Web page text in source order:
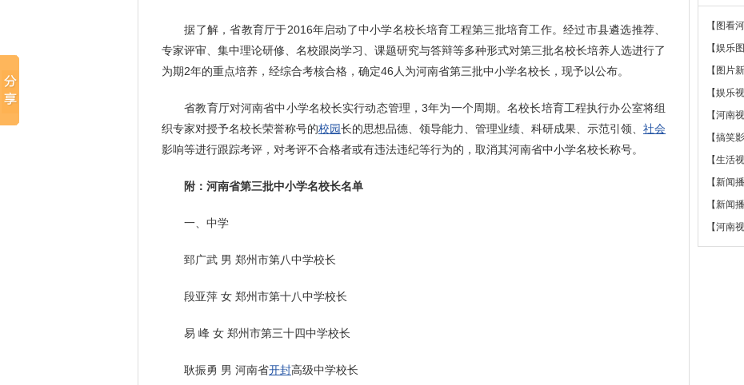
据了解，省教育厅于2016年启动了中小学名校长培育工程第三批培育工作。经过市县遴选推荐、
专家评审、集中理论研修、名校跟岗学习、课题研究与答辩等多种形式对第三批名校长培养人选进行了
为期2年的重点培养，经综合考核合格，确定46人为河南省第三批中小学名校长，现予以公布。
省教育厅对河南省中小学名校长实行动态管理，3年为一个周期。名校长培育工程执行办公室将组
织专家对授予名校长荣誉称号的校园长的思想品德、领导能力、管理业绩、科研成果、示范引领、 社会
影响等进行跟踪考评，对考评不合格者或有违法违纪等行为的，取消其河南省中小学名校长称号。
附：河南省第三批中小学名校长名单
一、中学
郅广武 男 郑州市第八中学校长
段亚萍 女 郑州市第十八中学校长
易 峰 女 郑州市第三十四中学校长
耿振勇 男 河南省开封高级中学校长
【 图看
【娱乐
【 图片
【娱乐
【河南
【搞笑
【生活
【新闻
【新闻
【河南